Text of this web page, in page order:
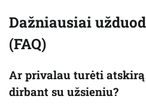
Dažniausiai
(FAQ)
Ar privalau turėti
dirbant su užsieniu?